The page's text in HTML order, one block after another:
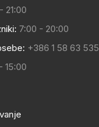
21:00
7:00 - 20:00
+386 1 58 63 535
15:00